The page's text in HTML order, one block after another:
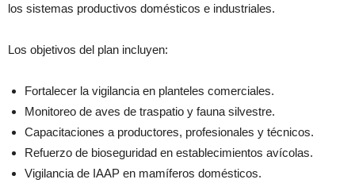
los sistemas productivos domésticos e industriales.
Los objetivos del plan incluyen:
Fortalecer la vigilancia en planteles comerciales.
Monitoreo de aves de traspatio y fauna silvestre.
Capacitaciones a productores, profesionales y técnicos.
Refuerzo de bioseguridad en establecimientos avícolas.
Vigilancia de IAAP en mamíferos domésticos.